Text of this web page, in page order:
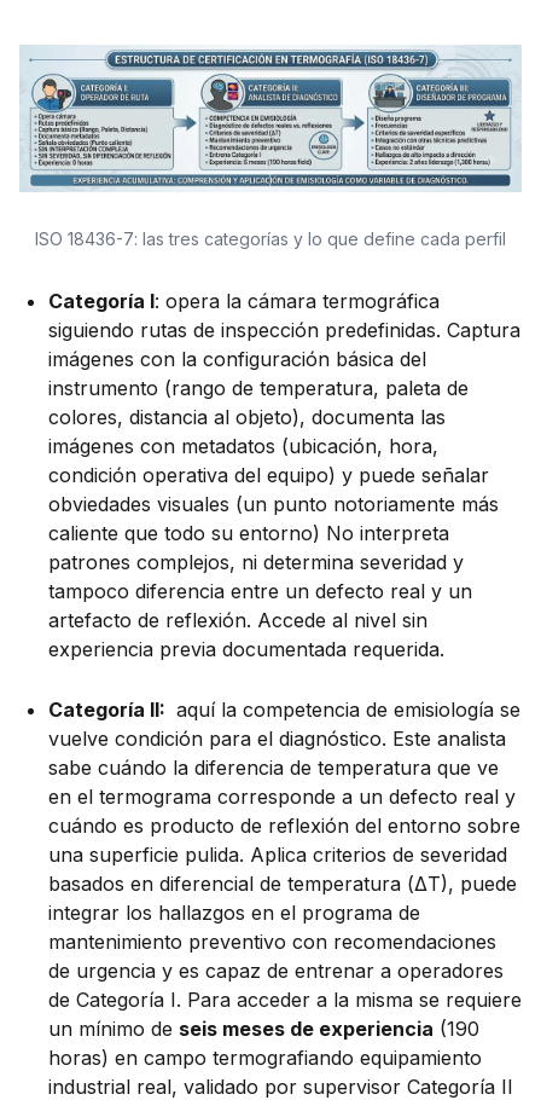
ISO 18436-7: las tres categorías y lo que define cada perfil
Categoría I: opera la cámara termográfica
siguiendo rutas de inspección predefinidas. Captura
imágenes con la configuración básica del
instrumento (rango de temperatura, paleta de
colores, distancia al objeto), documenta las
imágenes con metadatos (ubicación, hora,
condición operativa del equipo) y puede señalar
obviedades visuales (un punto notoriamente más
caliente que todo su entorno) No interpreta
patrones complejos, ni determina severidad y
tampoco diferencia entre un defecto real y un
artefacto de reflexión. Accede al nivel sin
experiencia previa documentada requerida.
Categoría II: aquí la competencia de emisiología se
vuelve condición para el diagnóstico. Este analista
sabe cuándo la diferencia de temperatura que ve
en el termograma corresponde a un defecto real y
cuándo es producto de reflexión del entorno sobre
una superficie pulida. Aplica criterios de severidad
basados en diferencial de temperatura (ΔT), puede
integrar los hallazgos en el programa de
mantenimiento preventivo con recomendaciones
de urgencia y es capaz de entrenar a operadores
de Categoría I. Para acceder a la misma se requiere
un mínimo de seis meses de experiencia (190
horas) en campo termografiando equipamiento
industrial real, validado por supervisor Categoría II